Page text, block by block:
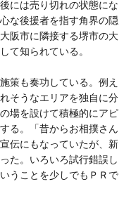
には売り切れの状態にな
な後援者を指す角界の隠
阪市に隣接する堺市の大
て知られている。
策も奏功している。例え
そうなエリアを独自に分
場を設けて積極的にアピ
る。「昔からお相撲さん
伝にもなっていたが、新
た。いろいろ試行錯誤し
うことを少しでもＰＲで